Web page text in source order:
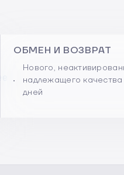
ОБМЕН И ВОЗВРАТ
Нового,
надлежащего качества
дней